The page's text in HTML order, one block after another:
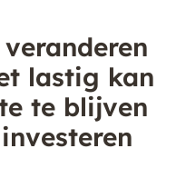
lastig kan
te blijven